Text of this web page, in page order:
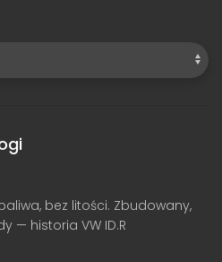
bez litości. Zbudowany,
— historia VW ID.R